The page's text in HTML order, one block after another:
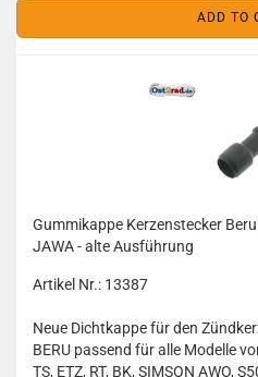
ADD TO
Gummikappe Kerzenstecker
JAWA - alte Ausführung
Artikel Nr.: 13387
Neue Dichtkappe für den
BERU passend für alle Modelle
TS, ETZ, RT, BK, SIMSON AWO,